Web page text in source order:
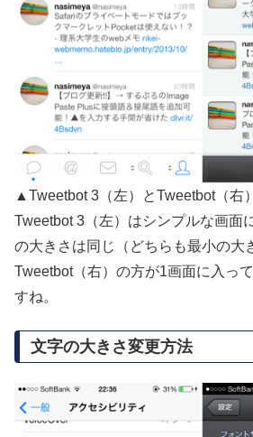
▲Tweetbot 3（左）とTweetbot（右
Tweetbot 3（左）はシンプルな画面
の大きさは同じ（どちらも最小の大
Tweetbot（右）の方が1画面に入っ
すね。
文字の大きさ変更方法